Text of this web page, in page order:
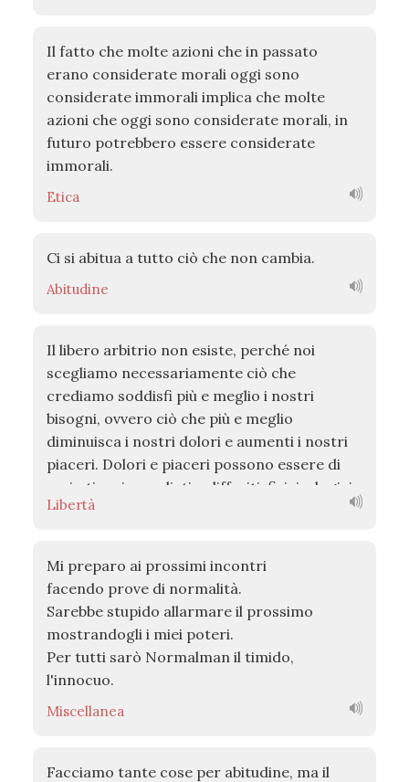
Il fatto che molte azioni che in passato
erano considerate morali oggi sono
considerate immorali implica che molte
azioni che oggi sono considerate morali, in
futuro potrebbero essere considerate
immorali.
Etica
Ci si abitua a tutto ciò che non cambia.
Abitudine
Il libero arbitrio non esiste, perché noi
scegliamo necessariamente ciò che
crediamo soddisfi più e meglio i nostri
bisogni, ovvero ciò che più e meglio
diminuisca i nostri dolori e aumenti i nostri
piaceri. Dolori e piaceri possono essere di
vario tipo: immediati e differiti, fisici e logici,
realistici e illusori, sensibili e immaginari ecc.
Libertà
Mi preparo ai prossimi incontri
facendo prove di normalità.
Sarebbe stupido allarmare il prossimo
mostrandogli i miei poteri.
Per tutti sarò Normalman il timido,
l'innocuo.
Miscellanea
Facciamo tante cose per abitudine, ma il